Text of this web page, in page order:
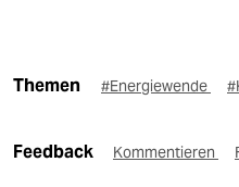
Themen #Energiewende
Feedback Kommentieren